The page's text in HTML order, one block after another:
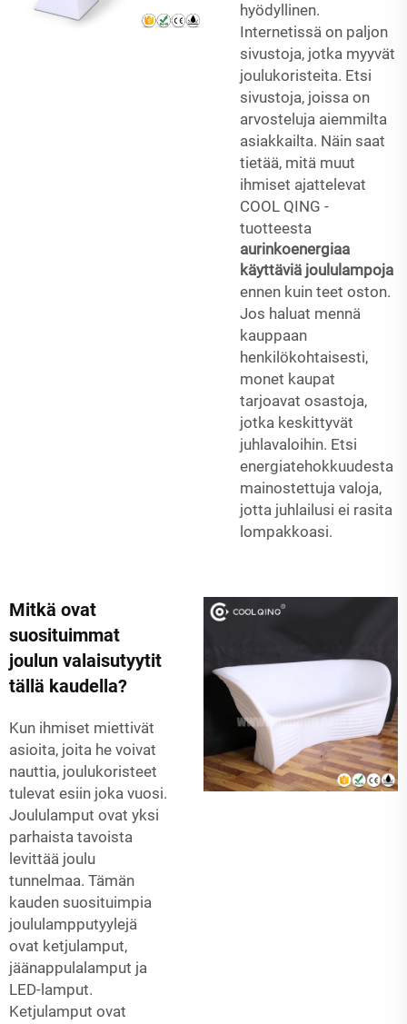
hyödyllinen.
Internetissä on paljon
sivustoja, jotka myyvät
joulukoristeita. Etsi
sivustoja, joissa on
arvosteluja aiemmilta
asiakkailta. Näin saat
tietää, mitä muut
ihmiset ajattelevat
COOL QING -
tuotteesta
aurinkoenergiaa
käyttäviä joululampoja
ennen kuin teet oston.
Jos haluat mennä
kauppaan
henkilökohtaisesti,
monet kaupat
tarjoavat osastoja,
jotka keskittyvät
juhlavaloihin. Etsi
energiatehokkuudesta
mainostettuja valoja,
jotta juhlailusi ei rasita
lompakkoasi.
Mitkä ovat
suosituimmat
joulun valaisutyytit
tällä kaudella?
Kun ihmiset miettivät
asioita, joita he voivat
nauttia, joulukoristeet
tulevat esiin joka vuosi.
Joululamput ovat yksi
parhaista tavoista
levittää joulu
tunnelmaa. Tämän
kauden suosituimpia
joululampputyylejä
ovat ketjulamput,
jäänappulalamput ja
LED-lamput.
Ketjulamput ovat